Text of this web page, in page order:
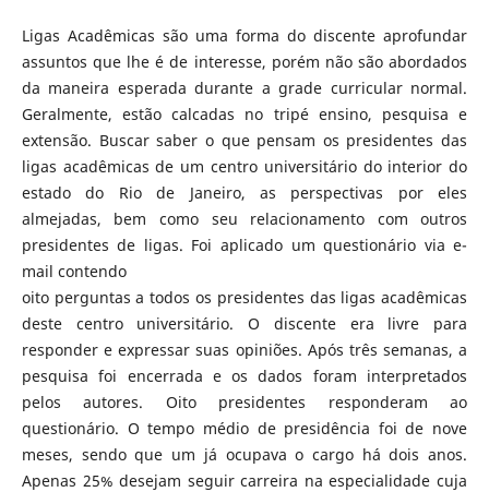
Ligas Acadêmicas são uma forma do discente aprofundar
assuntos que lhe é de interesse, porém não são abordados
da maneira esperada durante a grade curricular normal.
Geralmente, estão calcadas no tripé ensino, pesquisa e
extensão. Buscar saber o que pensam os presidentes das
ligas acadêmicas de um centro universitário do interior do
estado do Rio de Janeiro, as perspectivas por eles
almejadas, bem como seu relacionamento com outros
presidentes de ligas. Foi aplicado um questionário via e-
mail contendo
oito perguntas a todos os presidentes das ligas acadêmicas
deste centro universitário. O discente era livre para
responder e expressar suas opiniões. Após três semanas, a
pesquisa foi encerrada e os dados foram interpretados
pelos autores. Oito presidentes responderam ao
questionário. O tempo médio de presidência foi de nove
meses, sendo que um já ocupava o cargo há dois anos.
Apenas 25% desejam seguir carreira na especialidade cuja